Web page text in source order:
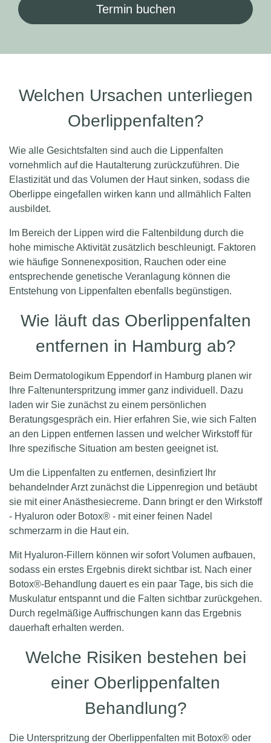
Termin buchen
Welchen Ursachen unterliegen
Oberlippenfalten?
Wie alle Gesichtsfalten sind auch die Lippenfalten
vornehmlich auf die Hautalterung zurückzuführen. Die
Elastizität und das Volumen der Haut sinken, sodass die
Oberlippe eingefallen wirken kann und allmählich Falten
ausbildet.
Im Bereich der Lippen wird die Faltenbildung durch die
hohe mimische Aktivität zusätzlich beschleunigt. Faktoren
wie häufige Sonnenexposition, Rauchen oder eine
entsprechende genetische Veranlagung können die
Entstehung von Lippenfalten ebenfalls begünstigen.
Wie läuft das Oberlippenfalten
entfernen in Hamburg ab?
Beim Dermatologikum Eppendorf in Hamburg planen wir
Ihre Faltenunterspritzung immer ganz individuell. Dazu
laden wir Sie zunächst zu einem persönlichen
Beratungsgespräch ein. Hier erfahren Sie, wie sich Falten
an den Lippen entfernen lassen und welcher Wirkstoff für
Ihre spezifische Situation am besten geeignet ist.
Um die Lippenfalten zu entfernen, desinfiziert Ihr
behandelnder Arzt zunächst die Lippenregion und betäubt
sie mit einer Anästhesiecreme. Dann bringt er den Wirkstoff
- Hyaluron oder Botox® - mit einer feinen Nadel
schmerzarm in die Haut ein.
Mit Hyaluron-Fillern können wir sofort Volumen aufbauen,
sodass ein erstes Ergebnis direkt sichtbar ist. Nach einer
Botox®-Behandlung dauert es ein paar Tage, bis sich die
Muskulatur entspannt und die Falten sichtbar zurückgehen.
Durch regelmäßige Auffrischungen kann das Ergebnis
dauerhaft erhalten werden.
Welche Risiken bestehen bei
einer Oberlippenfalten
Behandlung?
Die Unterspritzung der Oberlippenfalten mit Botox® oder